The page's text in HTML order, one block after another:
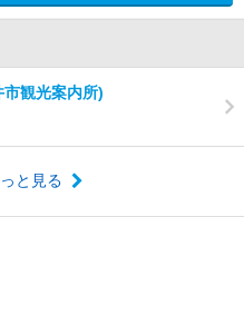
観光案内所)
と見る